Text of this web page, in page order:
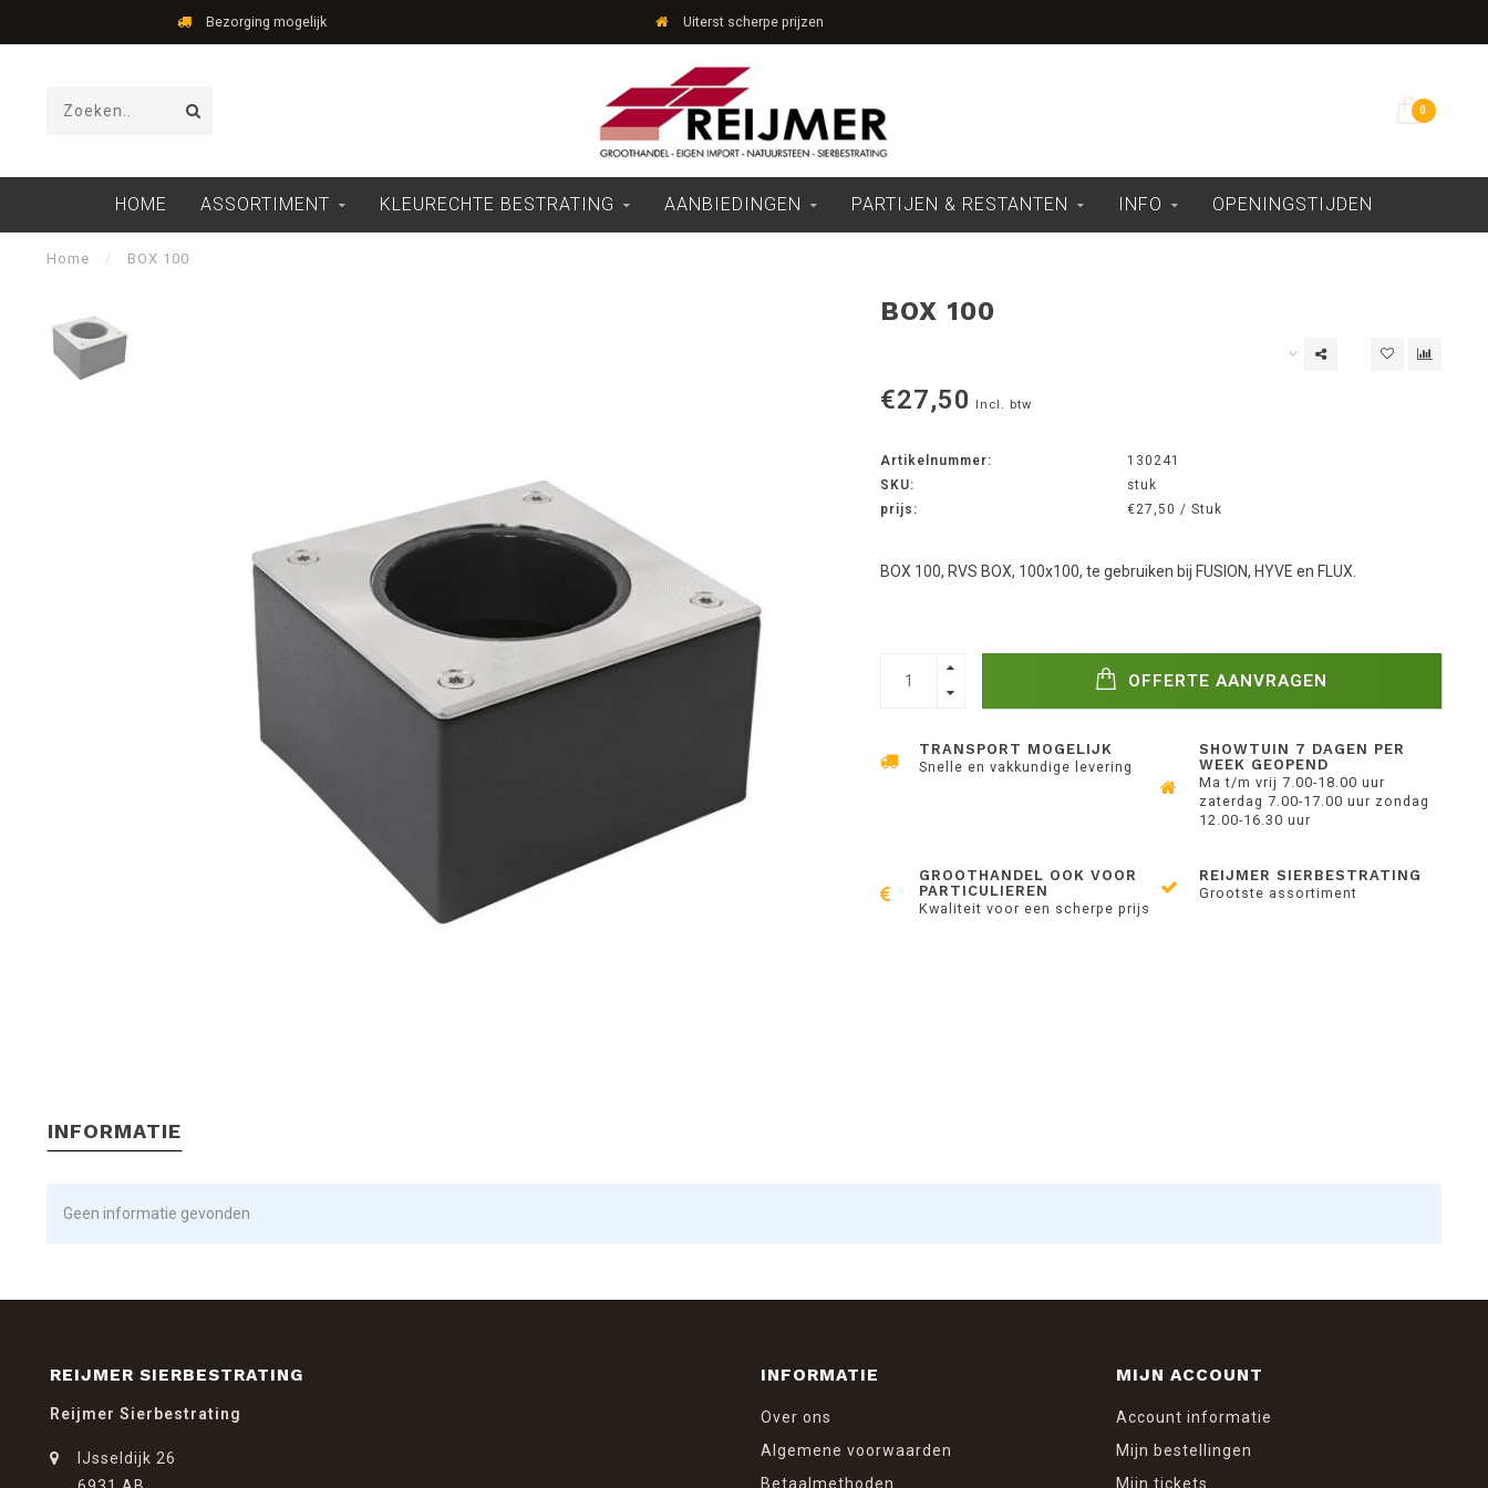
Bezorging mogelijk Uiterst scherpe prijzen
0
HOME ASSORTIMENT KLEURECHTE BESTRATING AANBIEDINGEN PARTIJEN & RESTANTEN INFO OPENINGSTIJDEN
Home / BOX 100
BOX 100
€27,50 Incl. btw
Artikelnummer:
130241
SKU:
stuk
prijs:
€27,50 / Stuk
BOX 100, RVS BOX, 100x100, te gebruiken bij FUSION, HYVE en FLUX.
OFFERTE AANVRAGEN
TRANSPORT MOGELIJK
Snelle en vakkundige levering
SHOWTUIN 7 DAGEN PER
WEEK GEOPEND
Ma t/m vrij 7.00-18.00 uur
zaterdag 7.00-17.00 uur zondag
12.00-16.30 uur
GROOTHANDEL OOK VOOR
PARTICULIEREN
Kwaliteit voor een scherpe prijs
REIJMER SIERBESTRATING
Grootste assortiment
INFORMATIE
Geen informatie gevonden
REIJMER SIERBESTRATING
Reijmer Sierbestrating
IJsseldijk 26
INFORMATIE
Over ons
Algemene voorwaarden
Betaalmethoden
MIJN ACCOUNT
Account informatie
Mijn bestellingen
Mijn tickets